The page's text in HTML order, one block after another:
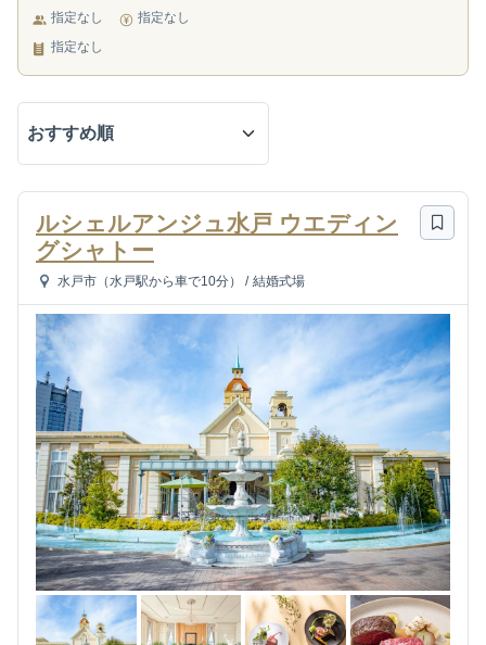
指定なし
指定なし
指定なし
ルシェルアンジュ水戸 ウエディン
グシャトー
水戸市（水戸駅から車で10分） / 結婚式場